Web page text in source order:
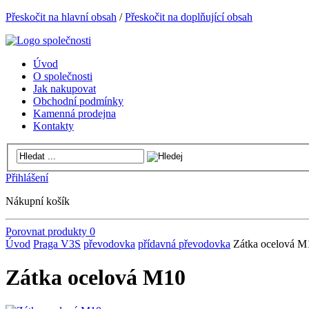
Přeskočit na hlavní obsah /Přeskočit na doplňující obsah
Úvod
O společnosti
Jak nakupovat
Obchodní podmínky
Kamenná prodejna
Kontakty
Přihlášení
Nákupní košík
Porovnat produkty 0
Úvod Praga V3S převodovka přídavná převodovka Zátka ocelová
Zátka ocelová M10